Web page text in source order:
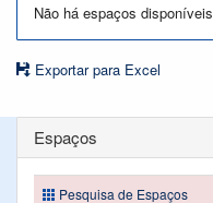
Não há espaços disponíveis
Exportar para Excel
Espaços
Pesquisa de Espaços